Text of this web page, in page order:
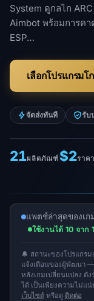
System ดูกลไก
Aimbot พร้อมการค
ESP…
เลือกโปรแกรมโ
จัดส่งทันที รับ
21ผลิตภัณฑ์$2ราค
แพตช์ล่าสุดของเก
ใช้งานได้ 10 จาก
🔔 สถานะของโปรแกร
แจ้งเตือนของผู้พัฒนา —
หลังเกมเปลี่ยนแปลง ดั
ได้ เป็นเพียงความไม่แ
เว็บไซต์หรือดู ติดต่อ